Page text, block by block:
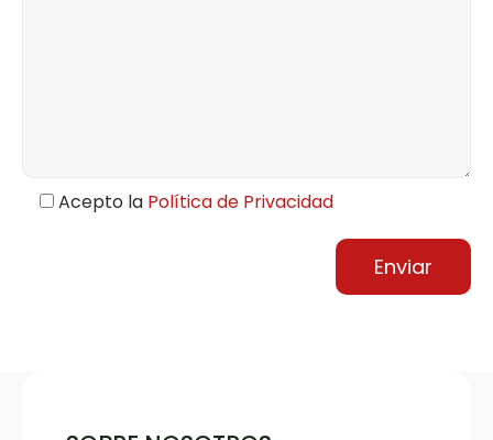
Acepto la Política de Privacidad